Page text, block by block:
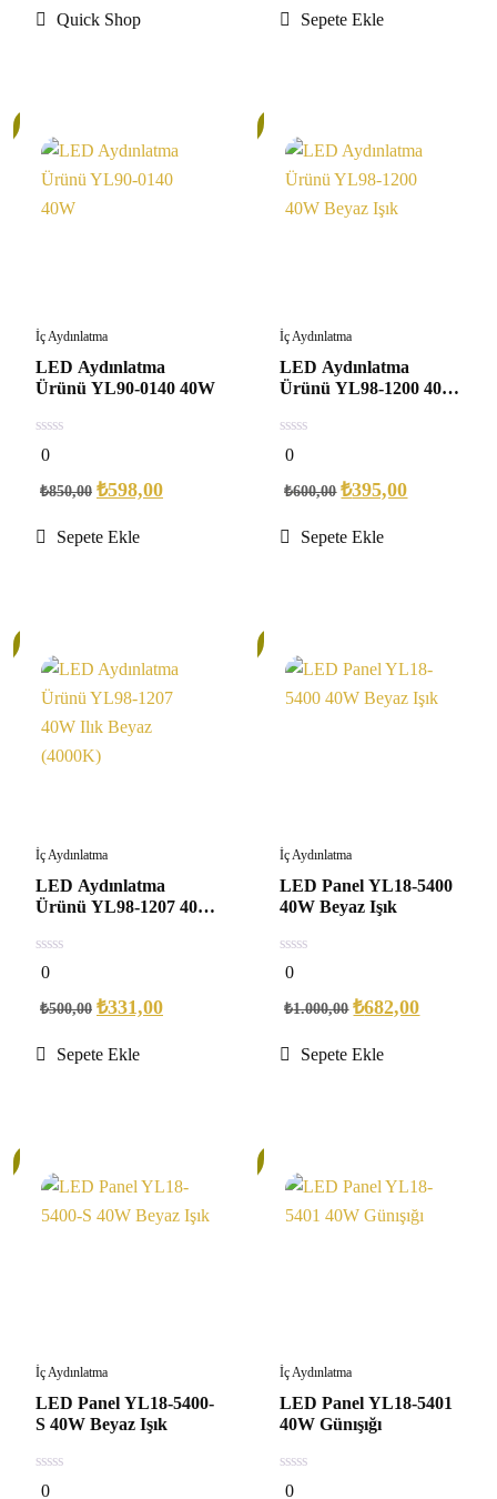
Quick Shop Sepete Ekle
İç Aydınlatma
LED Aydınlatma
Ürünü YL90-0140 40W
0
out
5
0
₺850,00 ₺598,00
Sepete Ekle
İç Aydınlatma
LED Aydınlatma
Ürünü YL98-1200 40W
0
out
5
0
₺600,00 ₺395,00
Sepete Ekle
İç Aydınlatma
LED Aydınlatma
Ürünü YL98-1207 40W
0
out
5
0
₺500,00 ₺331,00
Sepete Ekle
İç Aydınlatma
LED Panel YL18-5400
40W Beyaz Işık
0
out
5
0
₺1.000,00 ₺682,00
Sepete Ekle
İç Aydınlatma
LED Panel YL18-5400-
S 40W Beyaz Işık
00
İç Aydınlatma
LED Panel YL18-5401
40W Günışığı
00